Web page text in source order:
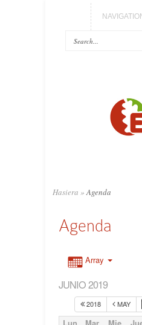
Hasiera » Agenda
Agenda
Array
JUNIO 2019
2018 MAY
Lun Mar Mie